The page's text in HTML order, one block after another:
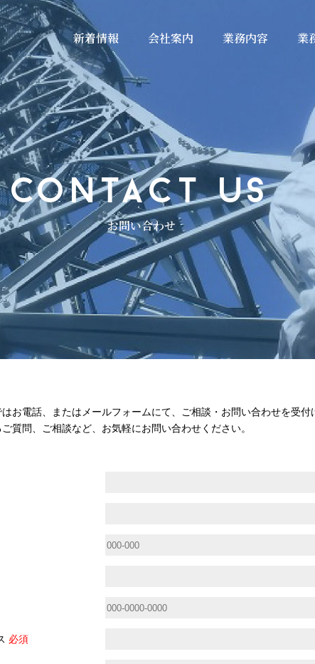
新着情報 会社案内 業務内容 業
CONTACT US
お問い合わせ
お電話、またはメールフォームにて、ご相談・お問い合わせを受付
質問、ご相談など、お気軽にお問い合わせください。
必須